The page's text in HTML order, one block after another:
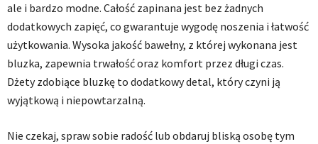
ale i bardzo modne. Całość zapinana jest bez żadnych
dodatkowych zapięć, co gwarantuje wygodę noszenia i łatwość
użytkowania. Wysoka jakość bawełny, z której wykonana jest
bluzka, zapewnia trwałość oraz komfort przez długi czas.
Dżety zdobiące bluzkę to dodatkowy detal, który czyni ją
wyjątkową i niepowtarzalną.
Nie czekaj, spraw sobie radość lub obdaruj bliską osobę tym